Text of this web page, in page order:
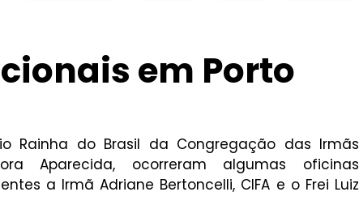
em Porto
Rainha do Brasil da Congregação das Irmãs
Aparecida, ocorreram algumas oficinas
a Irmã Adriane Bertoncelli, CIFA e o Frei Luiz